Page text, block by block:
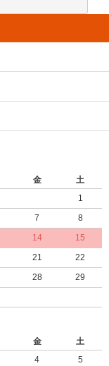
金
土
1
7
8
14
15
21
22
28
29
金
土
4
5